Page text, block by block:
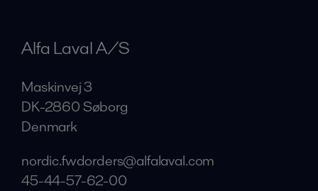
Alfa Laval A/S
Maskinvej 3
DK-2860 Søborg
Denmark
nordic.fwdorders@alfalaval.com
45-44-57-62-00